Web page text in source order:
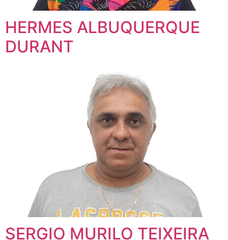
HERMES ALBUQUERQUE
DURANT
SERGIO MURILO TEIXEIRA